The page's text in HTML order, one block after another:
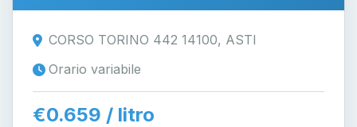
CORSO TORINO 442 14100, ASTI
Orario variabile
€0.659 / litro